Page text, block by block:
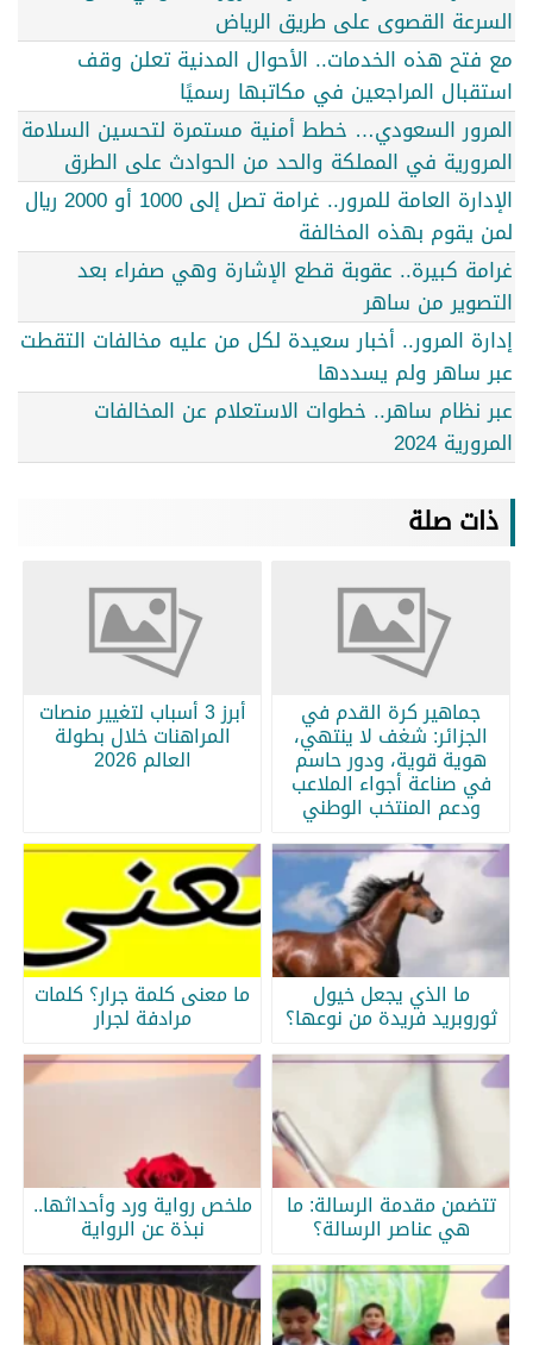
السرعة القصوى على طريق الرياض
مع فتح هذه الخدمات.. الأحوال المدنية تعلن وقف
استقبال المراجعين في مكاتبها رسميًا
المرور السعودي… خطط أمنية مستمرة لتحسين السلامة
المرورية في المملكة والحد من الحوادث على الطرق
الإدارة العامة للمرور.. غرامة تصل إلى 1000 أو 2000 ريال
لمن يقوم بهذه المخالفة
غرامة كبيرة.. عقوبة قطع الإشارة وهي صفراء بعد
التصوير من ساهر
إدارة المرور.. أخبار سعيدة لكل من عليه مخالفات التقطت
عبر ساهر ولم يسددها
عبر نظام ساهر.. خطوات الاستعلام عن المخالفات
المرورية 2024
ذات صلة
جماهير كرة القدم في
الجزائر: شغف لا ينتهي،
هوية قوية، ودور حاسم
في صناعة أجواء الملاعب
ودعم المنتخب الوطني
أبرز 3 أسباب لتغيير منصات
المراهنات خلال بطولة
العالم 2026
ما الذي يجعل خيول
ثوروبريد فريدة من نوعها؟
ما معنى كلمة جرار؟ كلمات
مرادفة لجرار
تتضمن مقدمة الرسالة: ما
هي عناصر الرسالة؟
ملخص رواية ورد وأحداثها..
نبذة عن الرواية